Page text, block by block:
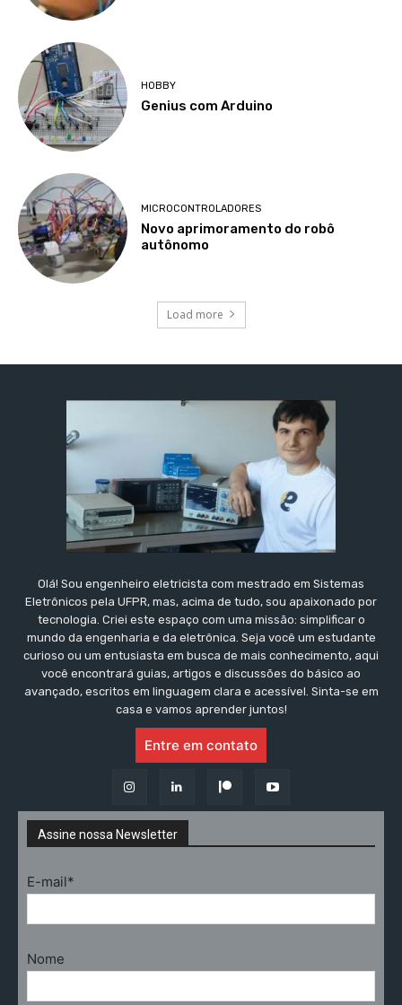
HOBBY
Genius com Arduino
MICROCONTROLADORES
Novo aprimoramento do robô
autônomo
Load more
Olá! Sou engenheiro eletricista com mestrado em Sistemas
Eletrônicos pela UFPR, mas, acima de tudo, sou apaixonado por
tecnologia. Criei este espaço com uma missão: simplificar o
mundo da engenharia e da eletrônica. Seja você um estudante
curioso ou um entusiasta em busca de mais conhecimento, aqui
você encontrará guias, artigos e discussões do básico ao
avançado, escritos em linguagem clara e acessível. Sinta-se em
casa e vamos aprender juntos!
Entre em contato
Assine nossa Newsletter
E-mail*
Nome